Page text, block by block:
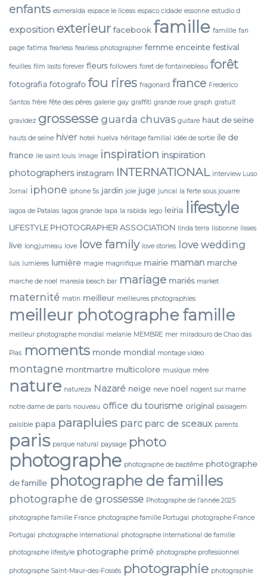
enfants esmeralda espace le liceas espaco cidade essonne estudio d
exposition exterieur facebook famille famillle fan
page fatima fearless fearless photographer femme enceinte festival
feuilles film lasts forever fleurs followers foret de fontainebleau forêt
fotografia fotografo fou rires fragonard france Frederico
Santos frère fête des pères galerie gay graffiti grande roue graph gratuit
gravidez grossesse guarda chuvas guitare haut de seine
hauts de seine hiver hotel huelva héritage familial idée de sortie ile de
france ile saint louis image inspiration inspiration
photographers instagram INTERNATIONAL interview Luso
Jornal iphone iphone 5s jardin joie juge juncal la ferte sous jouarre
lagoa de Pataias lagoa grande lapa la rabida lego leiria lifestyle
LIFESTYLE PHOTOGRAPHER ASSOCIATION linda terra lisbonne lisses
live longjumeau love love family love stories love wedding
luis lumieres lumière magie magnifique mairie maman marche
marche de noel maresia beach bar mariage mariés market
maternité matin meilleur meilleures photographies
meilleur photographe famille
meilleur photographe mondial melanie MEMBRE mer miradouro de Chao das
Pias moments monde mondial montage video
montagne montmartre multicolore musique mère
nature natureza Nazaré neige neve noel nogent sur marne
notre dame de paris nouveau office du tourisme original paisagem
paisible papa parapluies parc parc de sceaux parents
paris parque natural paysage photo
photographe photographe de baptême photographe
de famille photographe de familles
photographe de grossesse Photographe de l’année 2025
photographe famille France photographe famille Portugal photographe France
Portugal photographe international photographe international de famille
photographe lifestyle photographe primé photographe professionnel
photographe Saint-Maur-des-Fossés photographie photographie